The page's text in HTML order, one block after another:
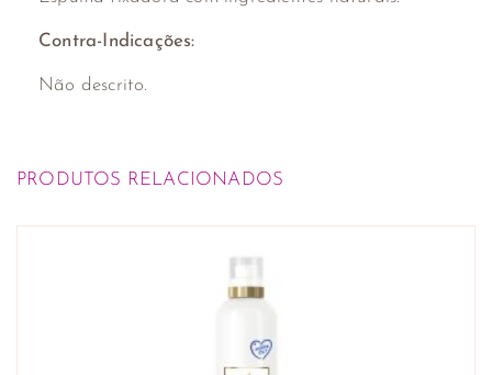
Contra-Indicações:
Não descrito.
PRODUTOS RELACIONADOS